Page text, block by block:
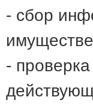
- сбор
-